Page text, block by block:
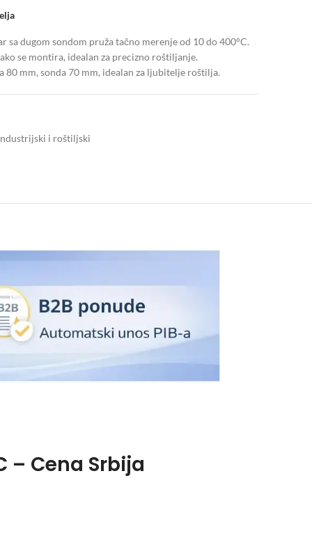
dugom sondom pruža tačno merenje od 10 do 400°C.
se montira, idealan za precizno roštiljanje.
80 mm, sonda 70 mm, idealan za ljubitelje roštilja.
i roštiljski
– Cena Srbija